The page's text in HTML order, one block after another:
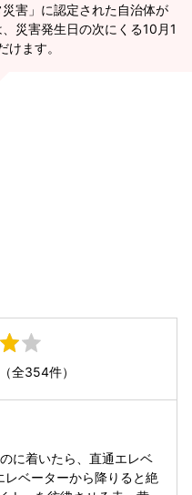
害」に認定された自治体が
災害発生日の次にくる10月1
けます。
（全354件）
に着いたら、直通エレベ
ベーターから降りると絶